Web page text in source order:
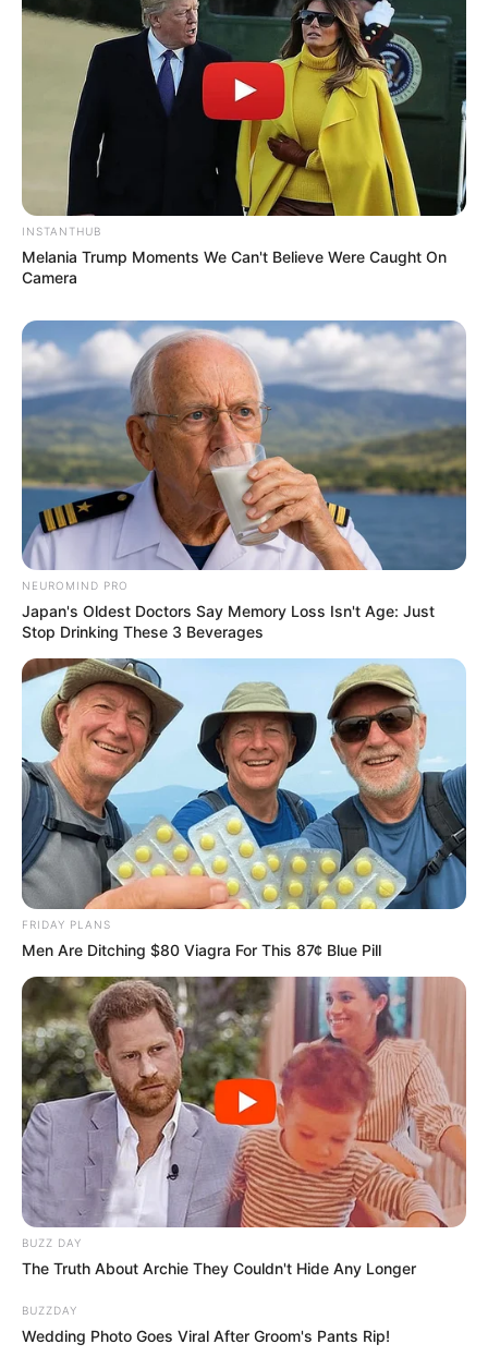
INSTANTHUB
Melania Trump Moments We Can't Believe Were Caught On
Camera
NEUROMIND PRO
Japan's Oldest Doctors Say Memory Loss Isn't Age: Just
Stop Drinking These 3 Beverages
FRIDAY PLANS
Men Are Ditching $80 Viagra For This 87¢ Blue Pill
BUZZ DAY
The Truth About Archie They Couldn't Hide Any Longer
BUZZDAY
Wedding Photo Goes Viral After Groom's Pants Rip!